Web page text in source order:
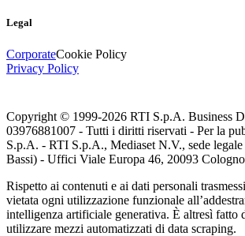
Legal
CorporateCookie Policy
Privacy Policy
Copyright © 1999-2026 RTI S.p.A. Business
03976881007 - Tutti i diritti riservati - Per la
S.p.A. - RTI S.p.A., Mediaset N.V., sede legale
Bassi) - Uffici Viale Europa 46, 20093
Rispetto ai contenuti e ai dati personali
vietata ogni utilizzazione funzionale
intelligenza artificiale generativa. È altresì fatto
utilizzare mezzi automatizzati di data scraping.